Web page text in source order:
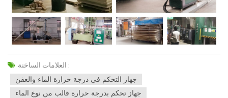
العلامات الساخنة :
جهاز التحكم في درجة حرارة الماء والعفن
جهاز تحكم بدرجة حرارة قالب من نوع الماء